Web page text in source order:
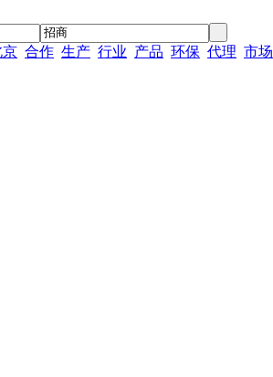
京 合作 生产 行业 产品 环保 代理 市场